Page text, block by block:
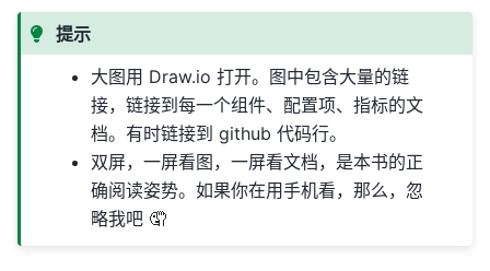
提示
大图用 Draw.io 打开。图中包含大量的链
接，链接到每一个组件、配置项、指标的文
档。有时链接到 github 代码行。
双屏，一屏看图，一屏看文档，是本书的正
确阅读姿势。如果你在用手机看，那么，忽
略我吧 🤦